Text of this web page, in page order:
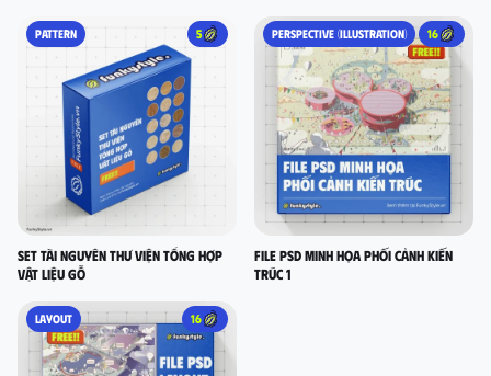
PATTERN 5
Set Tài nguyên thư viện tổng hợp
vật liệu gỗ
PERSPECTIVE (ILLUSTRATION) 16
FILE PSD MINH HỌA PHỐI CẢNH KIẾN
TRÚC 1
LAYOUT 16